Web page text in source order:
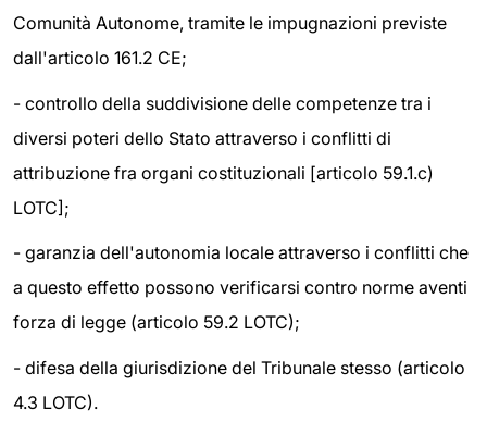
Comunità Autonome, tramite le impugnazioni previste
dall'articolo 161.2 CE;
- controllo della suddivisione delle competenze tra i
diversi poteri dello Stato attraverso i conflitti di
attribuzione fra organi costituzionali [articolo 59.1.c)
LOTC];
- garanzia dell'autonomia locale attraverso i conflitti che
a questo effetto possono verificarsi contro norme aventi
forza di legge (articolo 59.2 LOTC);
- difesa della giurisdizione del Tribunale stesso (articolo
4.3 LOTC).